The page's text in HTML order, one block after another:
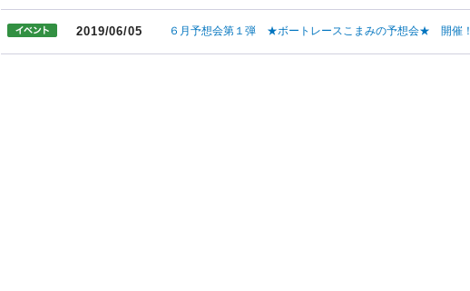
2019/06/05 ６月予想会第１弾 ★ボートレースこまみの予想会★ 開催！